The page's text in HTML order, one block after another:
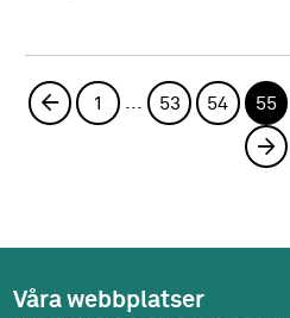
Föregående sida
1 ... 53 54 55
Våra webbplatser